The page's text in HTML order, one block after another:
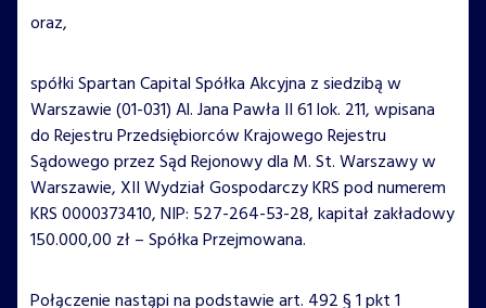
oraz,
spółki Spartan Capital Spółka Akcyjna z siedzibą w
Warszawie (01-031) Al. Jana Pawła II 61 lok. 211, wpisana
do Rejestru Przedsiębiorców Krajowego Rejestru
Sądowego przez Sąd Rejonowy dla M. St. Warszawy w
Warszawie, XII Wydział Gospodarczy KRS pod numerem
KRS 0000373410, NIP: 527-264-53-28, kapitał zakładowy
150.000,00 zł – Spółka Przejmowana.
Połączenie nastąpi na podstawie art. 492 § 1 pkt 1